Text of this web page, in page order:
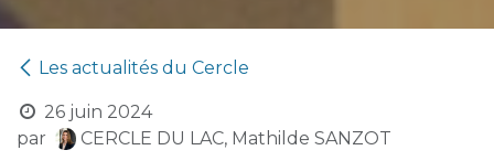
Les actualités du Cercle
26 juin 2024
par
CERCLE DU LAC, Mathilde SANZOT